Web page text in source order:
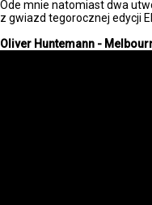
Ode mnie natomiast dwa
z gwiazd tegorocznej edycji
Oliver Huntemann -